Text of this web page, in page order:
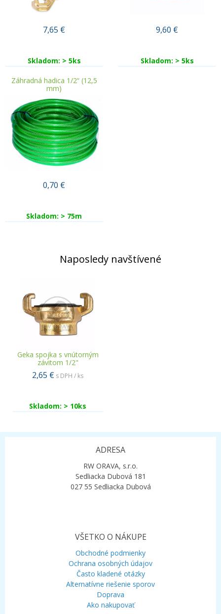
7,65 €
Skladom: > 5ks
9,60 €
Skladom: > 5ks
Záhradná hadica 1/2“ (12,5
mm)
0,70 €
Skladom: > 75m
Naposledy navštívené
Geka spojka s vnútorným
závitom 1/2"
2,65 € s DPH / ks
Skladom: > 10ks
ADRESA
RW ORAVA, s.r.o.
Sedliacka Dubová 181
027 55 Sedliacka Dubová
VŠETKO O NÁKUPE
Obchodné podmienky
Ochrana osobných údajov
Často kladené otázky
Alternatívne riešenie sporov
Doprava
Ako nakupovať